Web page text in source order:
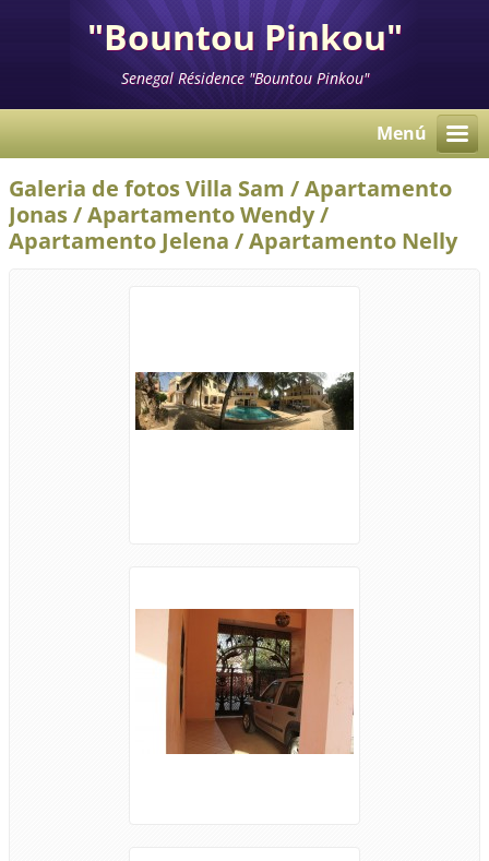
"Bountou Pinkou"
Senegal Résidence "Bountou Pinkou"
Menú
Galeria de fotos Villa Sam / Apartamento
Jonas / Apartamento Wendy /
Apartamento Jelena / Apartamento Nelly